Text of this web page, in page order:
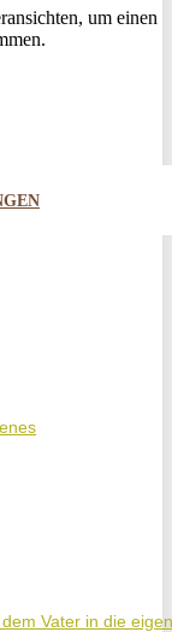
um einen
Vater in die